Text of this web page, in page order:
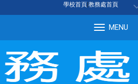
學校首頁 教務處首頁
MENU